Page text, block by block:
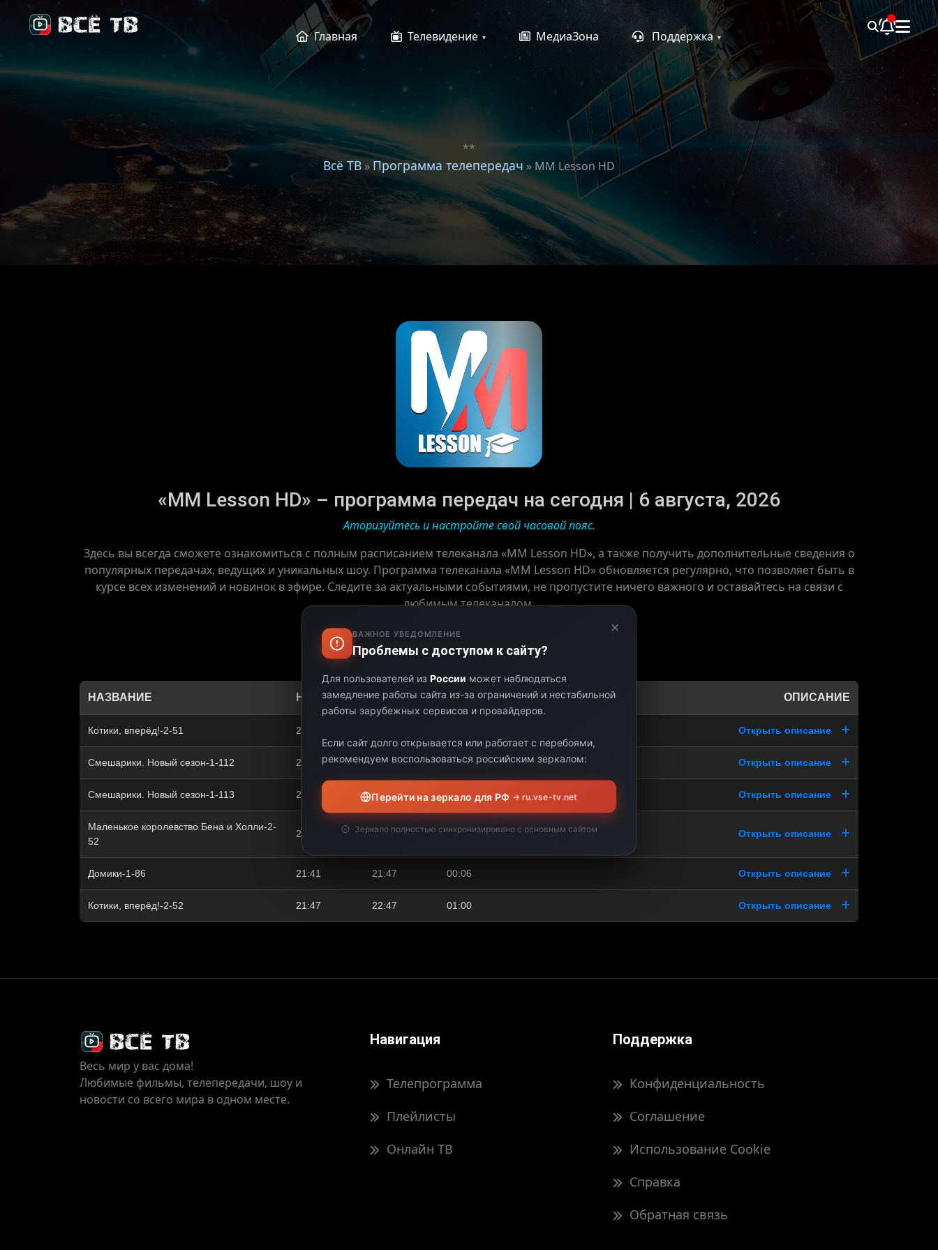
Главная Телевидение МедиаЗона Поддержка
**
Всё ТВ» Программа телепередач » MM Lesson HD
«MM Lesson HD» – программа передач на сегодня | 6 августа, 2026
Аторизуйтесь и настройте свой часовой пояс.
Здесь вы всегда сможете ознакомиться с полным расписанием телеканала «MM Lesson HD», а также получить дополнительные сведения о
популярных передачах, ведущих и уникальных шоу. Программа телеканала «MM Lesson HD» обновляется регулярно, что позволяет быть в
курсе всех изменений и новинок в эфире. Следите за актуальными событиями, не пропустите ничего важного и оставайтесь на связи с
любимым телеканалом.
Выберите дату:
НАЗВАНИЕ НАЧАЛО КОНЕЦ ДЛИТЕЛЬНОСТЬ ОПИСАНИЕ
Котики, вперёд!-2-51 21:13 Открыть описание
Смешарики. Новый сезон-1-112 21:18 21:25 00:07 Открыть описание
Смешарики. Новый сезон-1-113 21:25 21:31 00:06 Открыть описание
Маленькое королевство Бена и Холли-2-
52
21:31 21:41 00:10 Открыть описание
Домики-1-86 21:41 21:47 00:06 Открыть описание
Котики, вперёд!-2-52 21:47 22:47 01:00 Открыть описание
Весь мир у вас дома!
Любимые фильмы, телепередачи, шоу и
новости со всего мира в одном месте.
Навигация
Телепрограмма
Плейлисты
Онлайн ТВ
Поддержка
Конфиденциальность
Соглашение
Использование Cookie
Справка
Обратная связь
×
ВАЖНОЕ УВЕДОМЛЕНИЕ
Проблемы с доступом к сайту?
Для пользователей из России может наблюдаться
замедление работы сайта из-за ограничений и нестабильной
работы зарубежных сервисов и провайдеров.
Если сайт долго открывается или работает с перебоями,
рекомендуем воспользоваться российским зеркалом:
Перейти на зеркало для РФ → ru.vse-tv.net
Зеркало полностью синхронизировано с основным сайтом